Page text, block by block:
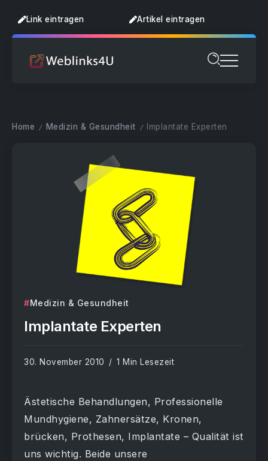
Link eintragen Artikel eintragen
Home / Medizin & Gesundheit / Implantate Experten
Medizin & Gesundheit
Implantate Experten
30. November 2010 1 Min Lesezeit
Ästetische Behandlungen, Professionelle
Mundhygiene, Zahnersätze, Kronen,
brücken, Prothesen, Implantate – Qualität ist
uns wichtig. Beide unsere